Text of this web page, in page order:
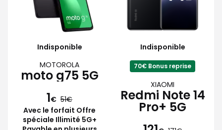
Indisponible
MOTOROLA
moto g75 5G
1€ 51
Avec le forfait Offre
spéciale Illimité 5G+
Indisponible
70€ Bonus reprise
XIAOMI
Redmi Note 14
Pro+ 5G